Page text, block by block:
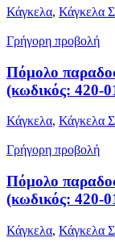
Κάγκελα, Κάγκελα
Γρήγορη προβολή
Πόμολο
(κωδικός: 420-
Κάγκελα, Κάγκελα
Γρήγορη προβολή
Πόμολο
(κωδικός: 420-
Κάγκελα, Κάγκελα